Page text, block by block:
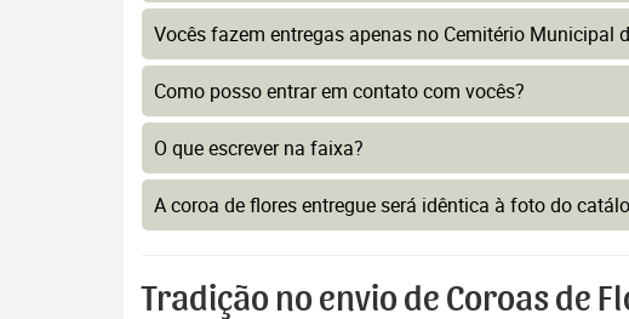
Vocês fazem entregas apenas no Cemitério Municipal
Como posso entrar em contato com vocês?
O que escrever na faixa?
A coroa de flores entregue será idêntica à foto do
Tradição no envio de Coroas de